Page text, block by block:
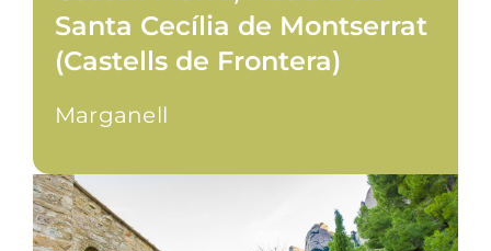
Santa Cecília de Montserrat
(Castells de Frontera)
Marganell